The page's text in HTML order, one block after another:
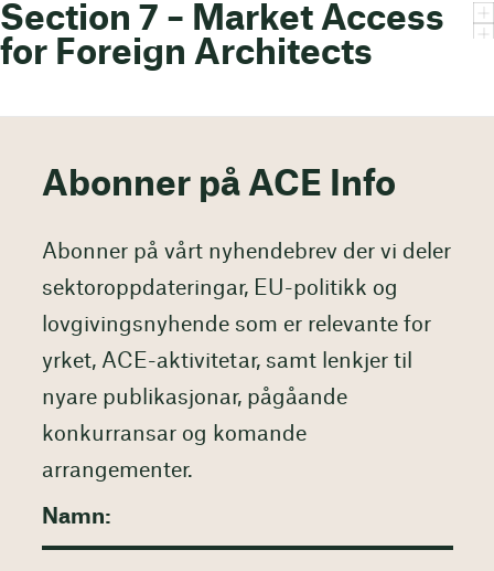
Section 7 – Market Access
for Foreign Architects
Abonner på ACE Info
Abonner på vårt nyhendebrev der vi deler
sektoroppdateringar, EU-politikk og
lovgivingsnyhende som er relevante for
yrket, ACE-aktivitetar, samt lenkjer til
nyare publikasjonar, pågåande
konkurransar og komande
arrangementer.